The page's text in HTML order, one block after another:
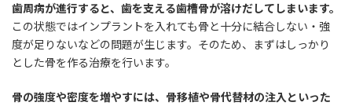
歯周病が進行すると、歯を支える歯槽骨が溶けだしてしまいます。
この状態ではインプラントを入れても骨と十分に結合しない・強
度が足りないなどの問題が生じます。そのため、まずはしっかり
とした骨を作る治療を行います。
骨の強度や密度を増やすには、骨移植や骨代替材の注入といった